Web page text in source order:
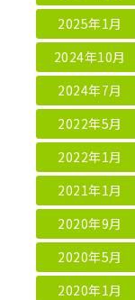
2025年1月
2024年10月
2024年7月
2022年5月
2022年1月
2021年1月
2020年9月
2020年5月
2020年1月